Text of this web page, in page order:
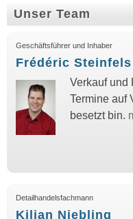
Unser Team
Geschäftsführer und Inhaber
Frédéric Steinfels
Verkauf und
Termine auf
besetzt bin.
Detailhandelsfachmann
Kilian Niebling